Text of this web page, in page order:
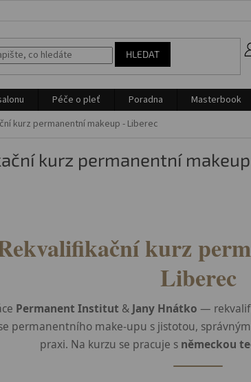
HLEDAT
Péče o pleť Poradna Masterbook
kurz permanentní makeup - Liberec
kurz permanentní
kurz
Liberec
Permanent Institut & Jany Hnátko —
permanentního make-upu s jistotou,
praxi. Na kurzu se pracuje s německou